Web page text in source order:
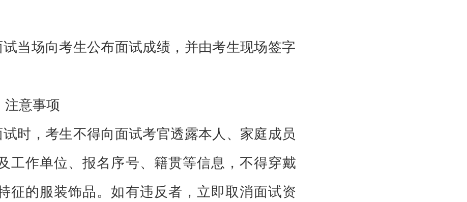
试当场向考生公布面试成绩，并由考生现场签字
注意事项
试时，考生不得向面试考官透露本人、家庭成员
工作单位、报名序号、籍贯等信息，不得穿戴
征的服装饰品。如有违反者，立即取消面试资